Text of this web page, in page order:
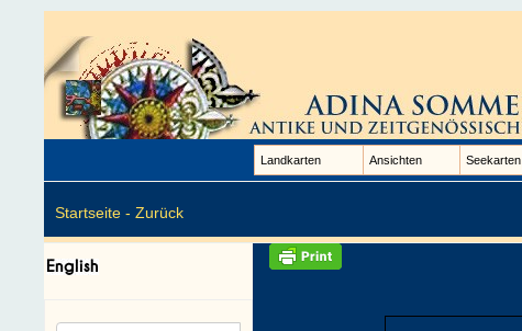
Landkarten Ansichten Seekarten
Startseite - Zurück